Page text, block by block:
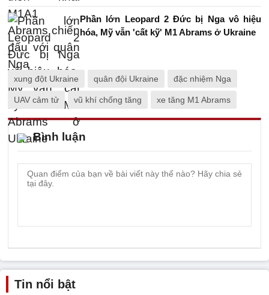
Phần lớn Leopard 2 Đức bị Nga vô hiệu
hóa, Mỹ vẫn 'cất kỹ' M1 Abrams ở Ukraine
xung đột Ukraine quân đội Ukraine đặc nhiệm Nga
UAV cảm tử vũ khí chống tăng xe tăng M1 Abrams
Bình luận
Tin nổi bật